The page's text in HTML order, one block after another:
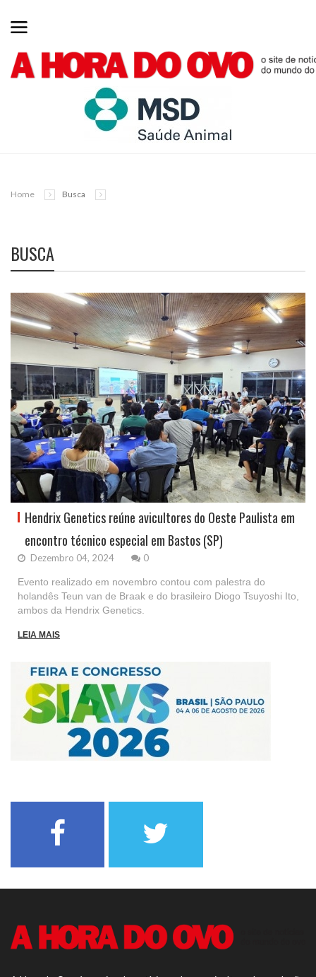
Home Busca
BUSCA
Hendrix Genetics reúne avicultores do Oeste Paulista em
encontro técnico especial em Bastos (SP)
Dezembro 04, 2024 0
Evento realizado em novembro contou com palestra do
holandês Teun van de Braak e do brasileiro Diogo Tsuyoshi Ito,
ambos da Hendrix Genetics.
LEIA MAIS